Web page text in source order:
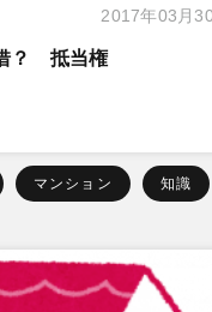
2017年03月
？ 抵当権
マンション 知識